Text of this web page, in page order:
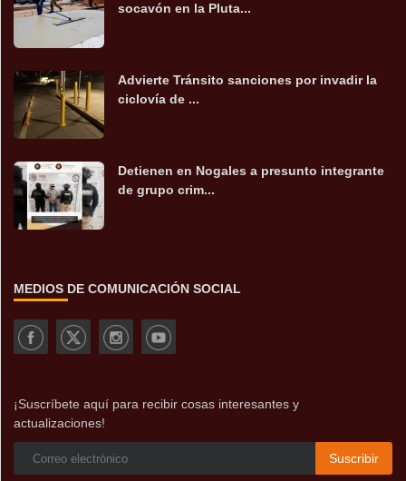
socavón en la Pluta...
Advierte Tránsito sanciones por invadir la
ciclovía de ...
Detienen en Nogales a presunto integrante
de grupo crim...
MEDIOS DE COMUNICACIÓN SOCIAL
¡Suscríbete aquí para recibir cosas interesantes y
actualizaciones!
Suscribir